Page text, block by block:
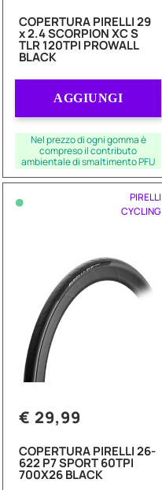
COPERTURA PIRELLI 29
x 2.4 SCORPION XC S
TLR 120TPI PROWALL
BLACK
AGGIUNGI
Nel prezzo di ogni gomma è
compreso il contributo
ambientale di smaltimento PFU
•
PIRELLI
CYCLING
€ 29,99
COPERTURA PIRELLI 26-
622 P7 SPORT 60TPI
700X26 BLACK